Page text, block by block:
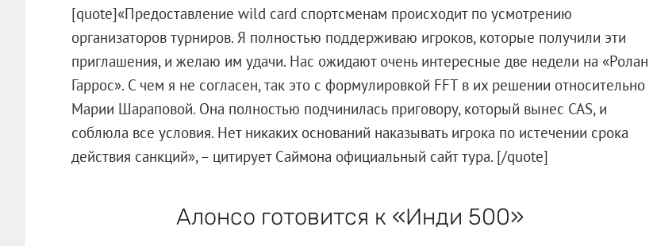
[quote]«Предоставление wild card спортсменам происходит по усмотрению
организаторов турниров. Я полностью поддерживаю игроков, которые получили эти
приглашения, и желаю им удачи. Нас ожидают очень интересные две недели на «Ролан
Гаррос». С чем я не согласен, так это с формулировкой FFT в их решении относительно
Марии Шараповой. Она полностью подчинилась приговору, который вынес CAS, и
соблюла все условия. Нет никаких оснований наказывать игрока по истечении срока
действия санкций», – цитирует Саймона официальный сайт тура. [/quote]
Алонсо готовится к «Инди 500»